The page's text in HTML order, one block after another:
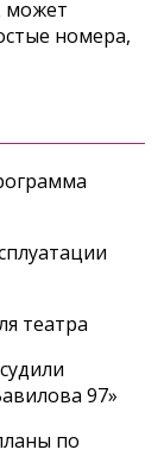
может
номера,
театра
97»
по